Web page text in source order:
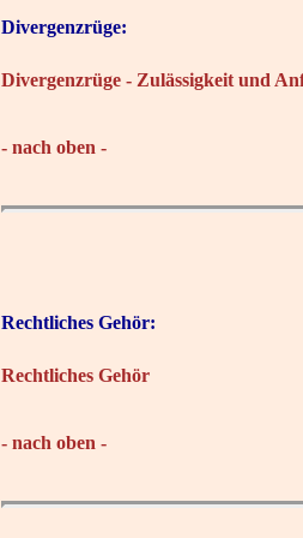
Divergenzrüge:
Divergenzrüge - Zulässigkeit und
- nach oben -
Rechtliches Gehör:
Rechtliches Gehör
- nach oben -